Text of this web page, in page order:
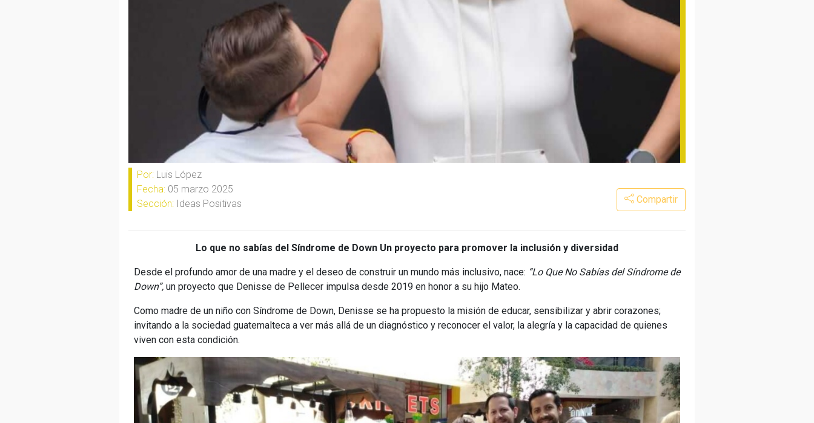
Por: Luis López
Fecha: 05 marzo 2025
Sección: Ideas Positivas Compartir
Lo que no sabías del Síndrome de Down Un proyecto para promover la inclusión y diversidad
Desde el profundo amor de una madre y el deseo de construir un mundo más inclusivo, nace: “Lo Que No Sabías del Síndrome de
Down”, un proyecto que Denisse de Pellecer impulsa desde 2019 en honor a su hijo Mateo.
Como madre de un niño con Síndrome de Down, Denisse se ha propuesto la misión de educar, sensibilizar y abrir corazones;
invitando a la sociedad guatemalteca a ver más allá de un diagnóstico y reconocer el valor, la alegría y la capacidad de quienes
viven con esta condición.